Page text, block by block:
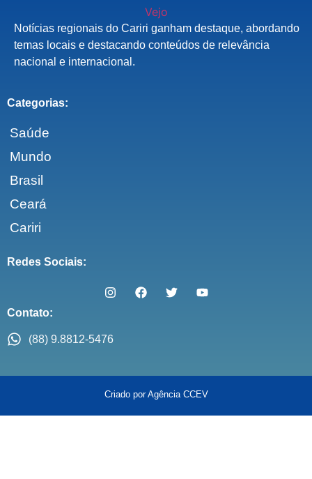
Notícias regionais do Cariri ganham destaque, abordando
temas locais e destacando conteúdos de relevância
nacional e internacional.
Categorias:
Saúde
Mundo
Brasil
Ceará
Cariri
Redes Sociais:
Contato:
(88) 9.8812-5476
Criado por Agência CCEV